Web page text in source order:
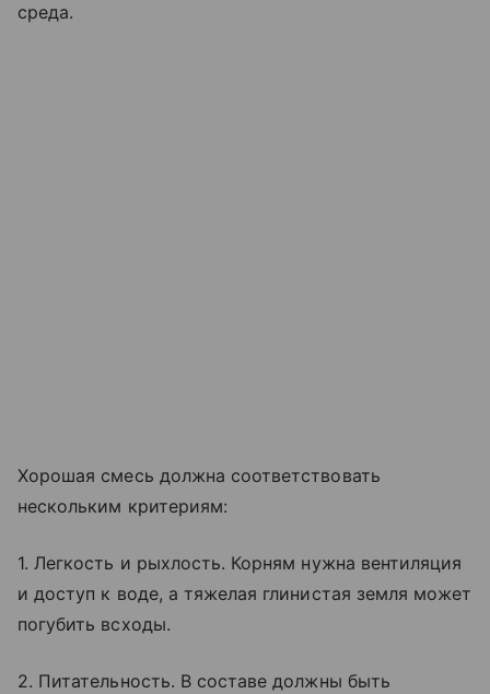
среда.
Хорошая смесь должна соответствовать
нескольким критериям:
1. Легкость и рыхлость. Корням нужна вентиляция
и доступ к воде, а тяжелая глинистая земля может
погубить всходы.
2. Питательность. В составе должны быть